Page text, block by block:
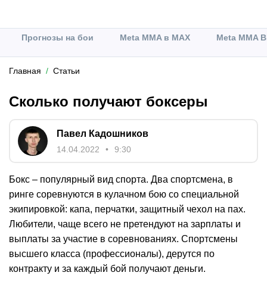
Прогнозы на бои Meta MMA в MAX Meta MMA
Главная Статьи
Сколько получают боксеры
Павел Кадошников
14.04.2022 9:30
Бокс – популярный вид спорта. Два спортсмена, в
ринге соревнуются в кулачном бою со специальной
экипировкой: капа, перчатки, защитный чехол на пах.
Любители, чаще всего не претендуют на зарплаты и
выплаты за участие в соревнованиях. Спортсмены
высшего класса (профессионалы), дерутся по
контракту и за каждый бой получают деньги.